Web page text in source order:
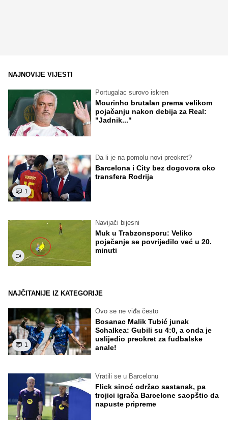
NAJNOVIJE VIJESTI
Portugalac surovo iskren
Mourinho brutalan prema velikom
pojačanju nakon debija za Real:
"Jadnik..."
1
Da li je na pomolu novi preokret?
Barcelona i City bez dogovora oko
transfera Rodrija
Navijači bijesni
Muk u Trabzonsporu: Veliko
pojačanje se povrijedilo već u 20.
minuti
NAJČITANIJE IZ KATEGORIJE
1
Ovo se ne viđa često
Bosanac Malik Tubić junak
Schalkea: Gubili su 4:0, a onda je
uslijedio preokret za fudbalske
anale!
Vratili se u Barcelonu
Flick sinoć održao sastanak, pa
trojici igrača Barcelone saopštio da
napuste pripreme